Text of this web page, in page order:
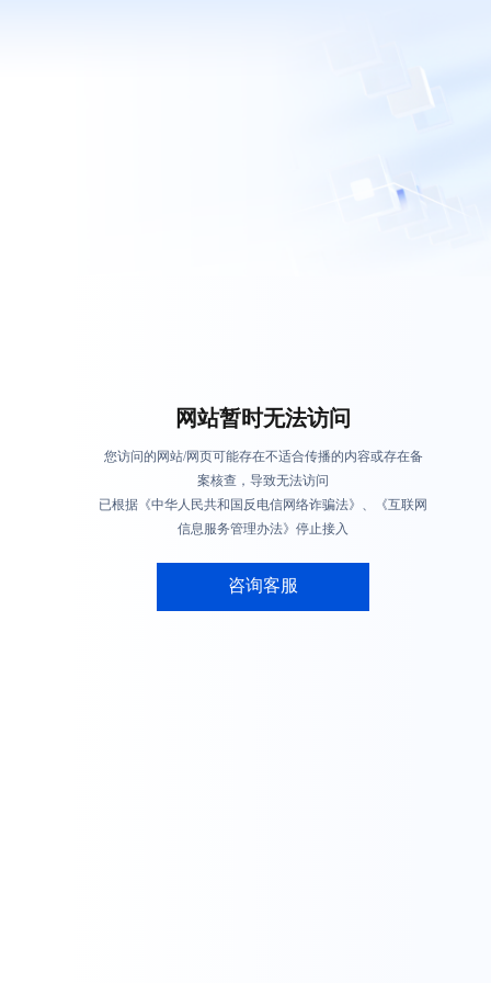
网站暂时无法访问
您访问的网站/网页可能存在不适合传播的内容或存在备
案核查，导致无法访问
已根据《中华人民共和国反电信网络诈骗法》、《互联网
信息服务管理办法》停止接入
咨询客服